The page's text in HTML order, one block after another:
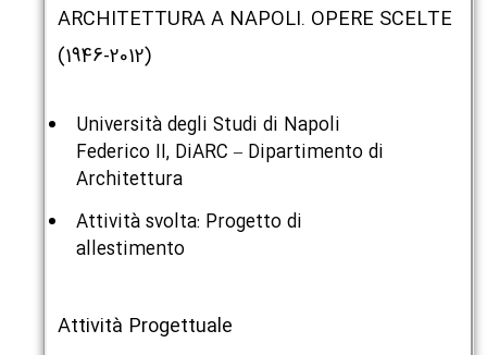
ARCHITETTURA A NAPOLI. OPERE SCELTE
(1946-2012)
Università degli Studi di Napoli
Federico II, DiARC – Dipartimento di
Architettura
Attività svolta: Progetto di
allestimento
Attività Progettuale